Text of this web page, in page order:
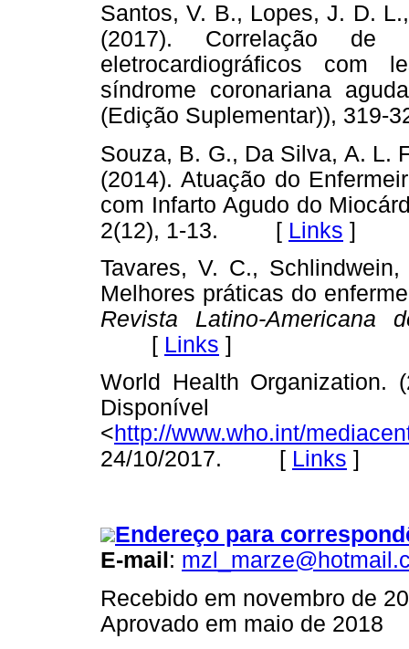
Santos, V. B., Lopes, J. D.
(2017). Correlação de
eletrocardiográficos com
síndrome coronariana
(Edição Suplementar)),
Souza, B. G., Da Silva, A. L.
(2014). Atuação do
com Infarto Agudo do
2(12), 1-13. [ Links ]
Tavares, V. C.,
Melhores práticas do
Revista Latino-Americana
[ Links ]
World Health Organization.
<http://www.who.int/
24/10/2017. [ Links ]
Endereço para
E-mail :
Recebido em novembro de
Aprovado em maio de 2018